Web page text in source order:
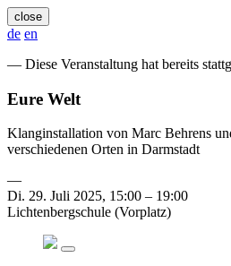
close
de en
— Diese Veranstaltung hat bereits
Eure Welt
Klanginstallation von Marc Behrens
verschiedenen Orten in Darmstadt
—
Di. 29. Juli 2025, 15:00 – 19:00
Lichtenbergschule (Vorplatz)